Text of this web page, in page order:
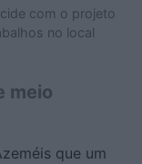
com o projeto
no local
meio
que um